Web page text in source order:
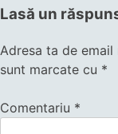
Lasă un
Adresa ta de
sunt marcate cu *
Comentariu *